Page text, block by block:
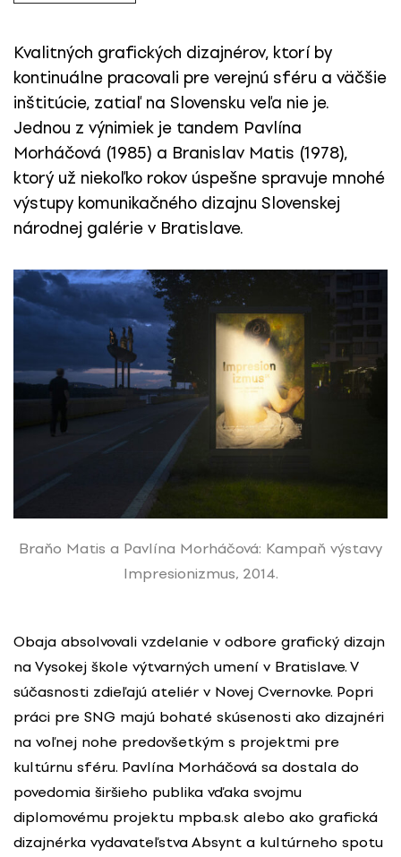
Kvalitných grafických dizajnérov, ktorí by
kontinuálne pracovali pre verejnú sféru a väčšie
inštitúcie, zatiaľ na Slovensku veľa nie je.
Jednou z výnimiek je tandem Pavlína
Morháčová (1985) a Branislav Matis (1978),
ktorý už niekoľko rokov úspešne spravuje mnohé
výstupy komunikačného dizajnu Slovenskej
národnej galérie v Bratislave.
Braňo Matis a Pavlína Morháčová: Kampaň výstavy
Impresionizmus, 2014.
Obaja absolvovali vzdelanie v odbore grafický dizajn
na Vysokej škole výtvarných umení v Bratislave. V
súčasnosti zdieľajú ateliér v Novej Cvernovke. Popri
práci pre SNG majú bohaté skúsenosti ako dizajnéri
na voľnej nohe predovšetkým s projektmi pre
kultúrnu sféru. Pavlína Morháčová sa dostala do
povedomia širšieho publika vďaka svojmu
diplomovému projektu mpba.sk alebo ako grafická
dizajnérka vydavateľstva Absynt a kultúrneho spotu